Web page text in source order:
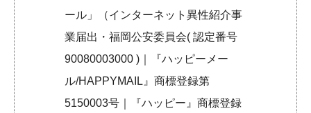
ール」（インターネット異性紹介事
業届出・福岡公安委員会( 認定番号
90080003000 )｜『ハッピーメー
ル/HAPPYMAIL』商標登録第
5150003号｜『ハッピー』商標登録